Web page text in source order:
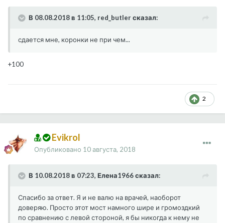
В 08.08.2018 в 11:05, red_butler сказал:
сдается мне, коронки не при чем...
+100
2
Evikrol
Опубликовано 10 августа, 2018
В 10.08.2018 в 07:23, Елена1966 сказал:
Спасибо за ответ. Я и не валю на врачей, наоборот
доверяю. Просто этот мост намного шире и громоздкий
по сравнению с левой стороной, я бы никогда к нему не